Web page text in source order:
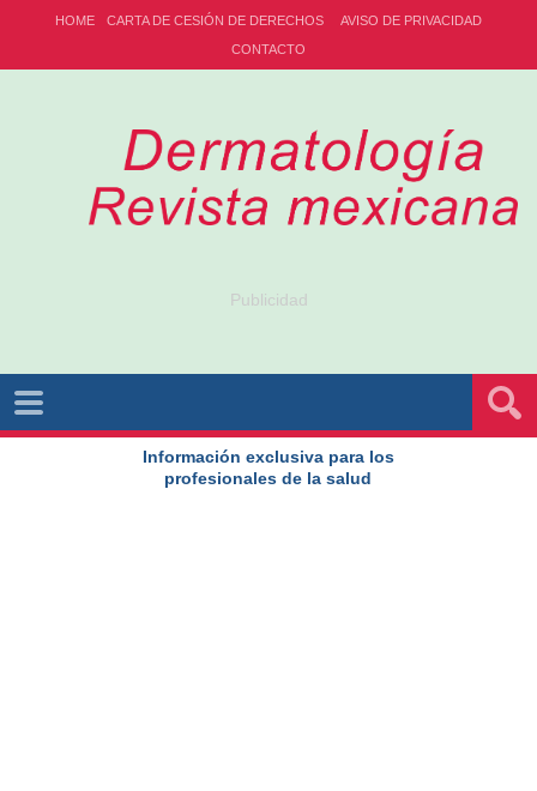
HOME CARTA DE CESIÓN DE DERECHOS
AVISO DE PRIVACIDAD
CONTACTO
Publicidad
Información exclusiva para los
profesionales de la salud